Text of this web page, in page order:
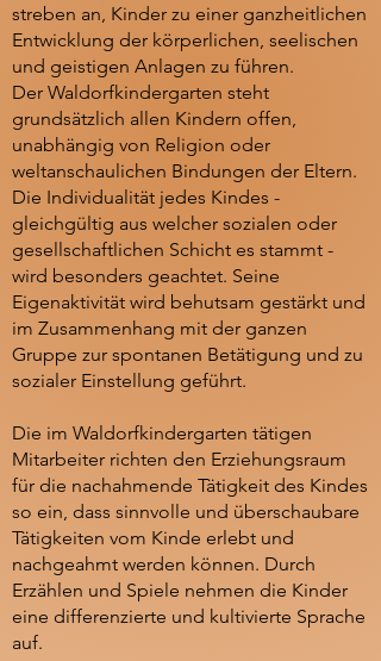
streben an, Kinder zu einer ganzheitlichen
Entwicklung der körperlichen, seelischen
und geistigen Anlagen zu führen.
Der Waldorfkindergarten steht
grundsätzlich allen Kindern offen,
unabhängig von Religion oder
weltanschaulichen Bindungen der Eltern.
Die Individualität jedes Kindes -
gleichgültig aus welcher sozialen oder
gesellschaftlichen Schicht es stammt -
wird besonders geachtet. Seine
Eigenaktivität wird behutsam gestärkt und
im Zusammenhang mit der ganzen
Gruppe zur spontanen Betätigung und zu
sozialer Einstellung geführt.
Die im Waldorfkindergarten tätigen
Mitarbeiter richten den Erziehungsraum
für die nachahmende Tätigkeit des Kindes
so ein, dass sinnvolle und überschaubare
Tätigkeiten vom Kinde erlebt und
nachgeahmt werden können. Durch
Erzählen und Spiele nehmen die Kinder
eine differenzierte und kultivierte Sprache
auf.